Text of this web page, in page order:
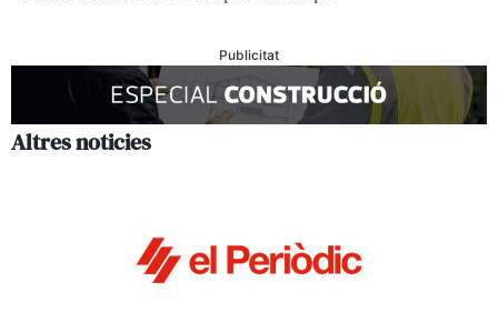
Publicitat
Altres noticies